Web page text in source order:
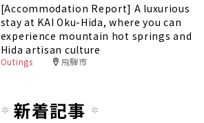
[Accommodation Report] A luxurious
stay at KAI Oku-Hida, where you can
experience mountain hot springs and
Hida artisan culture
Outings 飛騨市
新着記事